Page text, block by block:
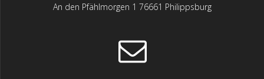
An den Pfählmorgen 1 76661 Philippsburg